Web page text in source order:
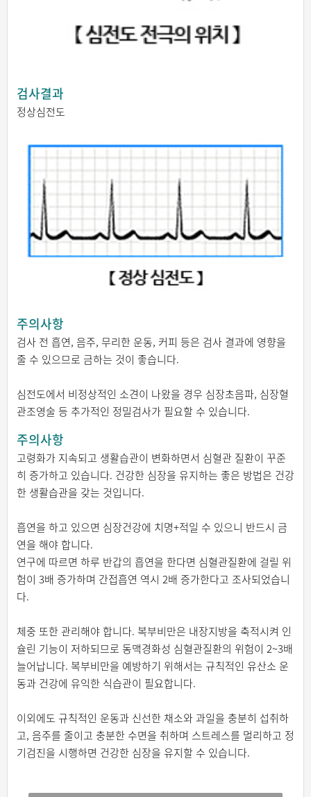
검사결과
정상심전도
주의사항
검사 전 흡연, 음주, 무리한 운동, 커피 등은 검사 결과에 영향을
줄 수 있으므로 금하는 것이 좋습니다.
심전도에서 비정상적인 소견이 나왔을 경우 심장초음파, 심장혈
관조영술 등 추가적인 정밀검사가 필요할 수 있습니다.
주의사항
고령화가 지속되고 생활습관이 변화하면서 심혈관 질환이 꾸준
히 증가하고 있습니다. 건강한 심장을 유지하는 좋은 방법은 건강
한 생활습관을 갖는 것입니다.
흡연을 하고 있으면 심장건강에 치명+적일 수 있으니 반드시 금
연을 해야 합니다.
연구에 따르면 하루 반갑의 흡연을 한다면 심혈관질환에 걸릴 위
험이 3배 증가하며 간접흡연 역시 2배 증가한다고 조사되었습니
다.
체중 또한 관리해야 합니다. 복부비만은 내장지방을 축적시켜 인
슐린 기능이 저하되므로 동맥경화성 심혈관질환의 위험이 2~3배
늘어납니다. 복부비만을 예방하기 위해서는 규칙적인 유산소 운
동과 건강에 유익한 식습관이 필요합니다.
이외에도 규칙적인 운동과 신선한 채소와 과일을 충분히 섭취하
고, 음주를 줄이고 충분한 수면을 취하며 스트레스를 멀리하고 정
기검진을 시행하면 건강한 심장을 유지할 수 있습니다.